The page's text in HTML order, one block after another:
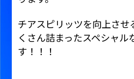
チアスピリッツを向上させ
くさん詰まったスペシャル
す！！！